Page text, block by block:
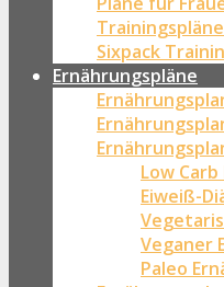
Sixpack
Ernährungspläne
Low
Eiweiß-
Veganer
Paleo